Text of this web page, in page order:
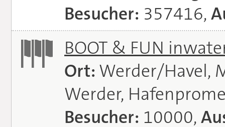
Besucher: 357416,
BOOT & FUN
Ort: Werder/Havel,
Werder,
Besucher: 10000,